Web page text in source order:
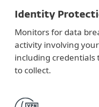
Identity
Monitors for data
activity involving
including credentials
to collect.